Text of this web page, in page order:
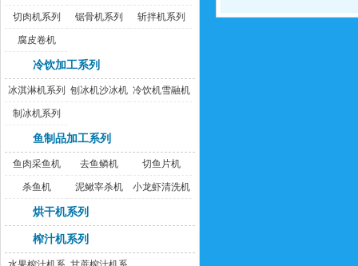
切肉机系列 锯骨机系列 斩拌机系列
腐皮卷机
冷饮加工系列
冰淇淋机系列 刨冰机沙冰机 冷饮机雪融机
制冰机系列
鱼制品加工系列
鱼肉采鱼机 去鱼鳞机 切鱼片机
杀鱼机 泥鳅宰杀机 小龙虾清洗机
烘干机系列
榨汁机系列